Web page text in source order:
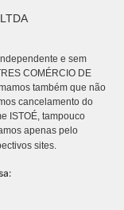
e sem
COMÉRCIO DE
também que não
cancelamento do
ISTOÉ, tampouco
apenas pelo
sites.